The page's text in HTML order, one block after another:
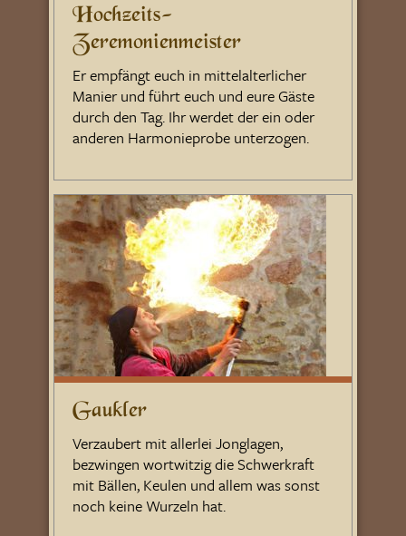
Hochzeits-
Zeremonienmeister
Er empfängt euch in mittelalterlicher
Manier und führt euch und eure Gäste
durch den Tag. Ihr werdet der ein oder
anderen Harmonieprobe unterzogen.
Gaukler
Verzaubert mit allerlei Jonglagen,
bezwingen wortwitzig die Schwerkraft
mit Bällen, Keulen und allem was sonst
noch keine Wurzeln hat.